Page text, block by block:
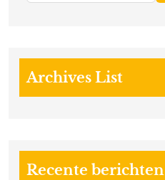
Archives List
Recente berichten